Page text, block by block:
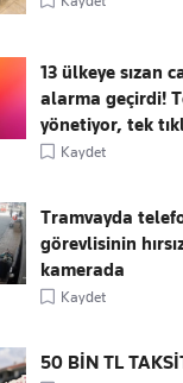
13 ülkeye sızan
alarma geçirdi!
yönetiyor, tek
Kaydet
Tramvayda
görevlisinin
kamerada
Kaydet
50 BİN TL